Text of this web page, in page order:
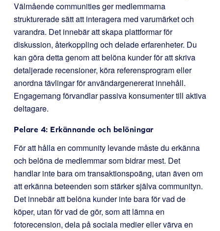
Välmående communities ger medlemmarna
strukturerade sätt att interagera med varumärket och
varandra. Det innebär att skapa plattformar för
diskussion, återkoppling och delade erfarenheter. Du
kan göra detta genom att belöna kunder för att skriva
detaljerade recensioner, köra referensprogram eller
anordna tävlingar för användargenererat innehåll.
Engagemang förvandlar passiva konsumenter till aktiva
deltagare.
Pelare 4: Erkännande och belöningar
För att hålla en community levande måste du erkänna
och belöna de medlemmar som bidrar mest. Det
handlar inte bara om transaktionspoäng, utan även om
att erkänna beteenden som stärker själva communityn.
Det innebär att belöna kunder inte bara för vad de
köper, utan för vad de gör, som att lämna en
fotorecension, dela på sociala medier eller värva en